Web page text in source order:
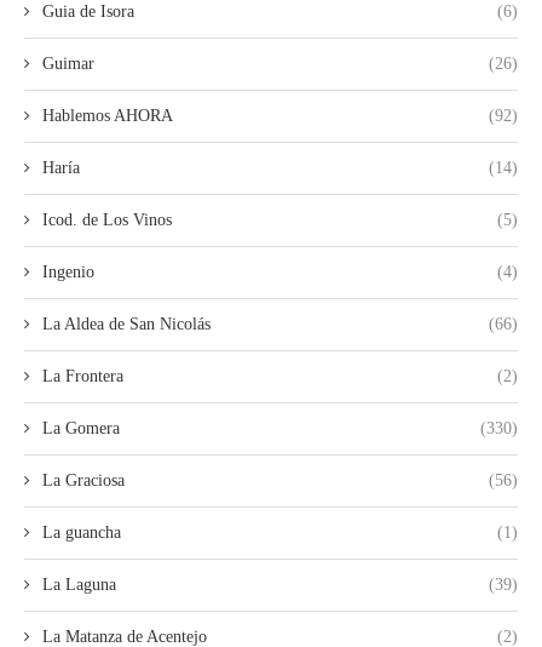
Guia de Isora (6)
Guimar (26)
Hablemos AHORA (92)
Haría (14)
Icod. de Los Vinos (5)
Ingenio (4)
La Aldea de San Nicolás (66)
La Frontera (2)
La Gomera (330)
La Graciosa (56)
La guancha (1)
La Laguna (39)
La Matanza de Acentejo (2)